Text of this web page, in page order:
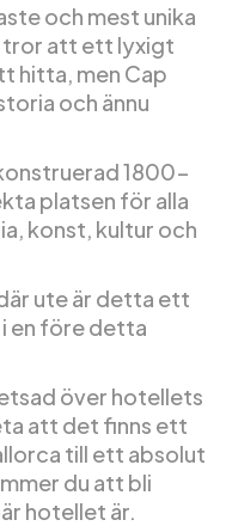
och mest unika
tror att ett lyxigt
hitta, men Cap
och ännu
1800-
platsen för alla
konst, kultur och
ute är detta ett
en före detta
över hotellets
att det finns ett
till ett absolut
du att bli
hotellet är.